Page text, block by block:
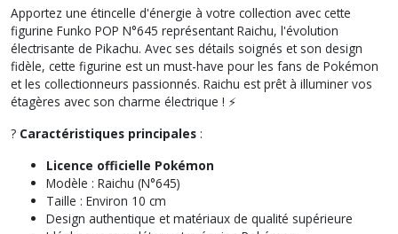
Apportez une étincelle d'énergie à votre collection avec cette
figurine Funko POP N°645 représentant Raichu, l'évolution
électrisante de Pikachu. Avec ses détails soignés et son design
fidèle, cette figurine est un must-have pour les fans de Pokémon
et les collectionneurs passionnés. Raichu est prêt à illuminer vos
étagères avec son charme électrique ! ⚡
? Caractéristiques principales :
Licence officielle Pokémon
Modèle : Raichu (N°645)
Taille : Environ 10 cm
Design authentique et matériaux de qualité supérieure